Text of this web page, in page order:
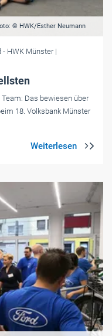
© HWK/Esther Neumann
- HWK Münster |
Das bewiesen über
18. Volksbank Münster